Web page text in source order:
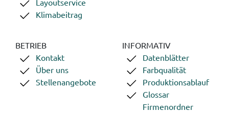
Klimabeitrag
BETRIEB
Kontakt
Über uns
Stellenangebote
INFORMATIV
Datenblätter
Farbqualität
Produktionsablauf
Glossar
Firmenordner